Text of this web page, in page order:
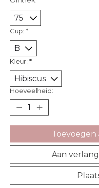
Cup: *
Kleur: *
Hoeveelheid:
Toevoegen
Aan